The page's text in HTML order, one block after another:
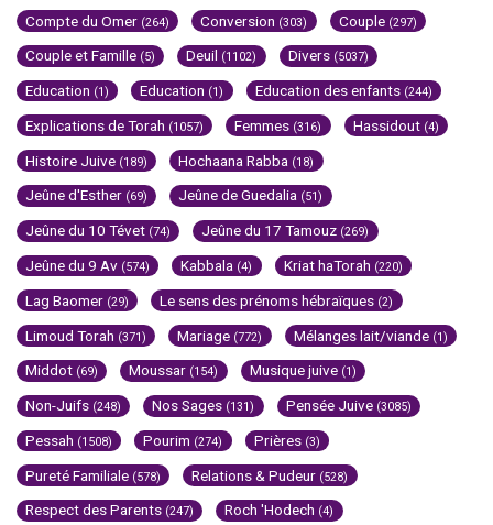
Compte du Omer (264) Conversion (303) Couple (297)
Couple et Famille (5) Deuil (1102) Divers (5037)
Education (1) Education (1) Education des enfants (244)
Explications de Torah (1057) Femmes (316) Hassidout (4)
Histoire Juive (189) Hochaana Rabba (18)
Jeûne d'Esther (69) Jeûne de Guedalia (51)
Jeûne du 10 Tévet (74) Jeûne du 17 Tamouz (269)
Jeûne du 9 Av (574) Kabbala (4) Kriat haTorah (220)
Lag Baomer (29) Le sens des prénoms hébraïques (2)
Limoud Torah (371) Mariage (772) Mélanges lait/viande (1)
Middot (69) Moussar (154) Musique juive (1)
Non-Juifs (248) Nos Sages (131) Pensée Juive (3085)
Pessah (1508) Pourim (274) Prières (3)
Pureté Familiale (578) Relations & Pudeur (528)
Respect des Parents (247) Roch 'Hodech (4)